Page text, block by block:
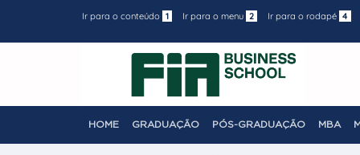
Ir para o conteúdo 1 Ir para o menu 2 Ir para o rodapé 4
HOME GRADUAÇÃO PÓS-GRADUAÇÃO MBA